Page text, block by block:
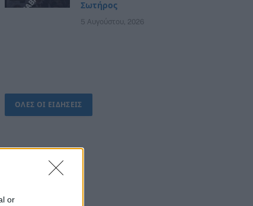
or
Σωτήρος
5 Αυγούστου, 2026
ΟΛΕΣ ΟΙ ΕΙΔΗΣΕΙΣ